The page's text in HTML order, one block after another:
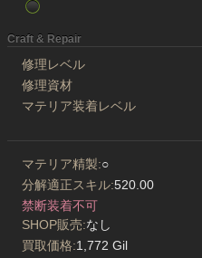
Craft & Repair
修理レベル
修理資材
マテリア装着レベル
マテリア精製:○
分解適正スキル:520.00
禁断装着不可
SHOP販売:なし
買取価格:1,772 Gil